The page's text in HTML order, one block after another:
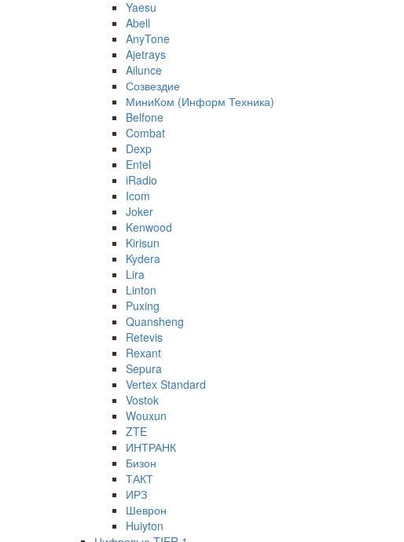
Yaesu
Abell
AnyTone
Ajetrays
Ailunce
Созвездие
МиниКом (Информ Техника)
Belfone
Combat
Dexp
Entel
iRadio
Icom
Joker
Kenwood
Kirisun
Kydera
Lira
Linton
Puxing
Quansheng
Retevis
Rexant
Sepura
Vertex Standard
Vostok
Wouxun
ZTE
ИНТРАНК
Бизон
ТАКТ
ИРЗ
Шеврон
Huiyton